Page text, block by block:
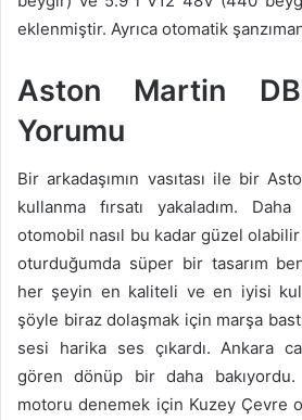
eklenmiştir. Ayrıca otomatik
Aston Martin
Yorumu
Bir arkadaşımın vasıtası ile bir
kullanma fırsatı yakaladım.
otomobil nasıl bu kadar güzel
oturduğumda süper bir tasarım
her şeyin en kaliteli ve en iyisi
şöyle biraz dolaşmak için marşa
sesi harika ses çıkardı. Ankara
gören dönüp bir daha
motoru denemek için Kuzey Çevre